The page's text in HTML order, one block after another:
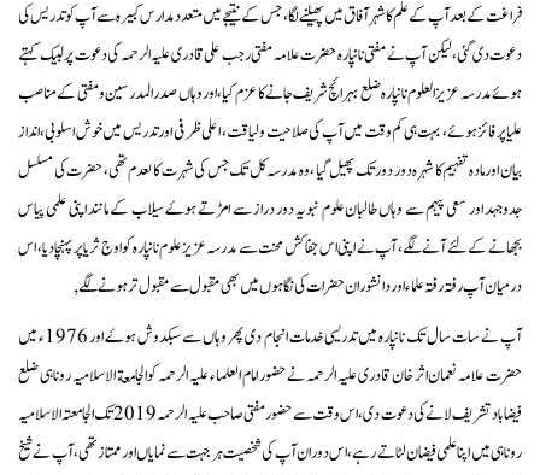
فراغت کے بعد آپ کے علم کا شہر آفاق میں پھیلنے لگا ، جس کے نتیجے میں متعدد مدارس کبیرہ سے آپ کو تدریس کی
دعوت دی گئی، لیکن آپ نے مفتی نانپارہ حضرت علامہ مفتی رجب علی قادری علیہ الرحمہ کی دعوت پر لبیک کہتے
ہوئے مدرسہ عزیز العلوم نانپارہ ضلع بہرائچ شریف جانے کا عزم کیا ،اور وہاں صدر المدرسین و مفتی کے مناصب
علیا پر فائز ہوئے، بہت ہی کم وقت میں آپ کی صلاحیت و لیاقت، اعلی ظرفی اور تدریس میں خوش اسلوبی، انداز
بیان اور مادہ تفہیم کا شہرہ دور دور تک پھیل گیا ، وہ مدرسہ کل تک جس کی شہرت کالعدم تھی، حضرت کی مسلسل
جدوجہد اور سعی پیہم سے وہاں طالبان علوم نبویہ دور دراز سے امڑتے ہوۓ سیلاب کے مانند اپنی علمی پیاس
بجھانے کے لئے آنے لگے، آپ نے اپنی اس جفا کش محنت سے مدرسہ عزیز علوم نانپارہ کو اوج ثریا پر پہنچا دیا، اس
درمیان آپ رفتہ رفتہ علماء اور دانشوران حضرات کی نگاہوں میں بھی مقبول سے مقبول تر ہونے لگے,
آپ نے سات سال تک نانپارہ میں تدریسی خدمات انجام دی پھر وہاں سے سبکدوش ہوۓ اور 1976ء میں
حضرت علامہ نعمان اثر خان قادری علیہ الرحمہ نے حضور امام العلماء علیہ الرحمہ کو الجامعة الاسلامیہ روناہی ضلع
فیضاباد تشریف لانے کی دعوت دی ، اس وقت سے حضور مفتی صاحب علیہ الرحمہ 2019 تک الجامعتہ الاسلامیہ
روناہی میں اپنا علمی فیضان لٹاتے رہے، اس دوران آپ کی شخصیت ہر جہت سے نمایاں اور ممتاز تھی ، آپ نے شیخ